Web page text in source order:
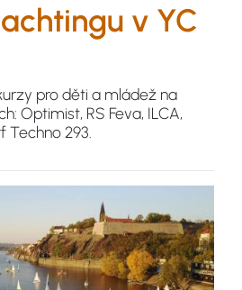
v YC
pro děti a mládež na
Optimist, RS Feva, ILCA,
Techno 293.